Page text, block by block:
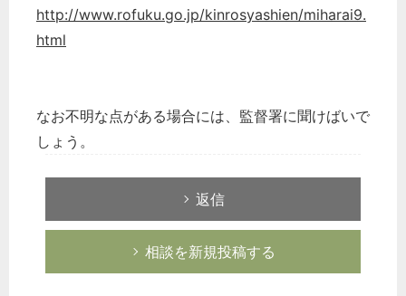
http://www.rofuku.go.jp/kinrosyashien/miharai9.
html
なお不明な点がある場合には、監督署に聞けばいで
しょう。
返信
相談を新規投稿する